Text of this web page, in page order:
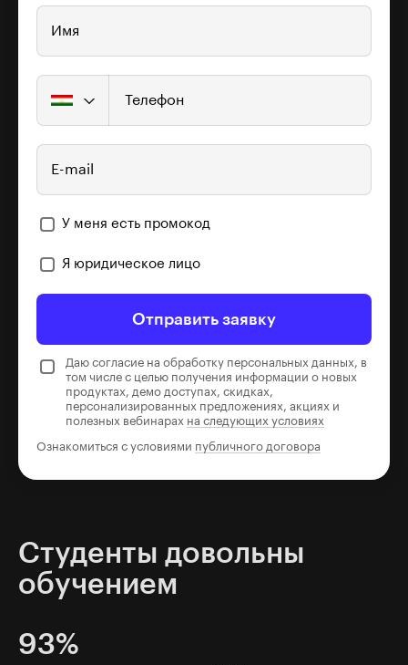
Имя
Телефон
E-mail
У меня есть промокод
Я юридическое лицо
Отправить заявку
Даю согласие на обработку персональных данных, в
том числе с целью получения информации о новых
продуктах, демо доступах, скидках,
персонализированных предложениях, акциях и
полезных вебинарах на следующих условиях
Ознакомиться с условиями публичного договора
Студенты довольны
обучением
93%